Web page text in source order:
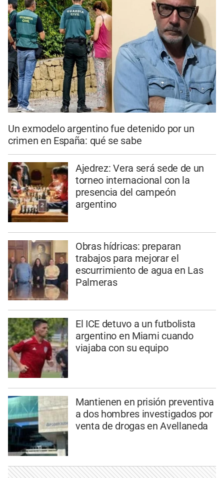
Un exmodelo argentino fue detenido por un
crimen en España: qué se sabe
Ajedrez: Vera será sede de un
torneo internacional con la
presencia del campeón
argentino
Obras hídricas: preparan
trabajos para mejorar el
escurrimiento de agua en Las
Palmeras
El ICE detuvo a un futbolista
argentino en Miami cuando
viajaba con su equipo
Mantienen en prisión preventiva
a dos hombres investigados por
venta de drogas en Avellaneda